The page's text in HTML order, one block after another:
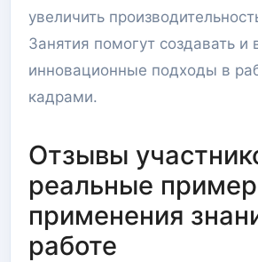
увеличить
Занятия помогут создавать и
инновационные подходы в
кадрами.
Отзывы
реальные
применения
работе